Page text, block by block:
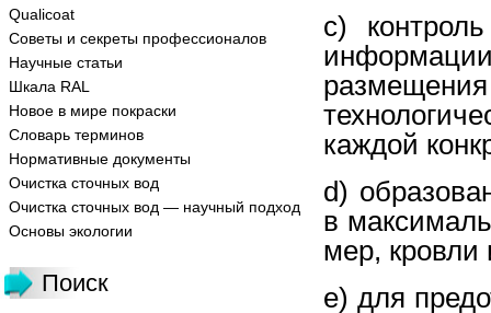
Qualicoat
Советы и секреты профессионалов
Научные статьи
Шкала RAL
Новое в мире покраски
Словарь терминов
Нормативные документы
Очистка сточных вод
Очистка сточных вод — научный подход
Основы экологии
Поиск
c)
каждой
d)
в
мер,
e) для